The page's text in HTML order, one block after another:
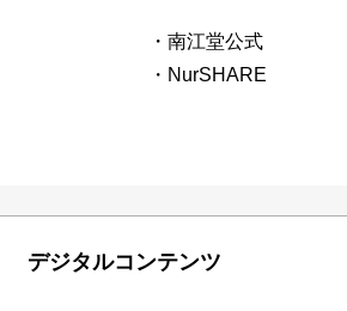
・南江堂公式
・NurSHARE
デジタルコンテンツ